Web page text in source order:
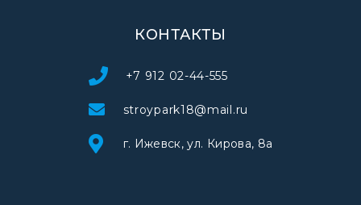
КОНТАКТЫ
+7 912 02-44-555
stroypark18@mail.ru
г. Ижевск, ул. Кирова, 8а